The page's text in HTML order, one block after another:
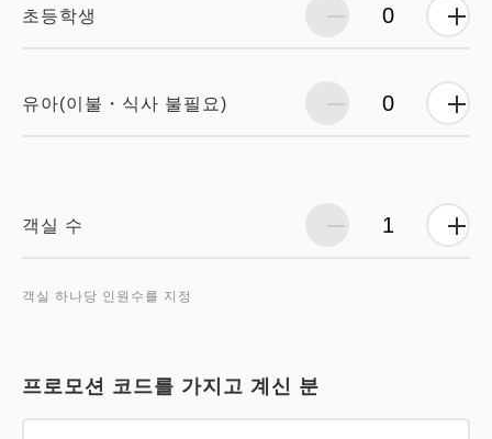
초등학생
유아(이불・식사 불필요)
객실 수
객실 하나당 인원수를 지정
프로모션 코드를 가지고 계신 분